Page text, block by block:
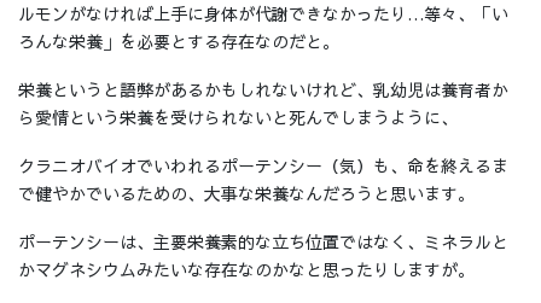
ルモンがなければ上手に身体が代謝できなかったり…等々、「い
ろんな栄養」を必要とする存在なのだと。
栄養というと語弊があるかもしれないけれど、乳幼児は養育者か
ら愛情という栄養を受けられないと死んでしまうように、
クラニオバイオでいわれるポーテンシー（気）も、命を終えるま
で健やかでいるための、大事な栄養なんだろうと思います。
ポーテンシーは、主要栄養素的な立ち位置ではなく、ミネラルと
かマグネシウムみたいな存在なのかなと思ったりしますが。